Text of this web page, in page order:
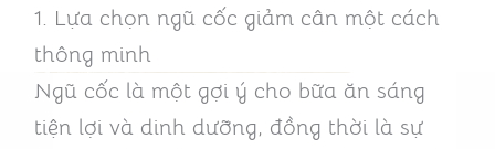
1. Lựa chọn ngũ cốc giảm cân một cách
thông minh
Ngũ cốc là một gợi ý cho bữa ăn sáng
tiện lợi và dinh dưỡng, đồng thời là sự